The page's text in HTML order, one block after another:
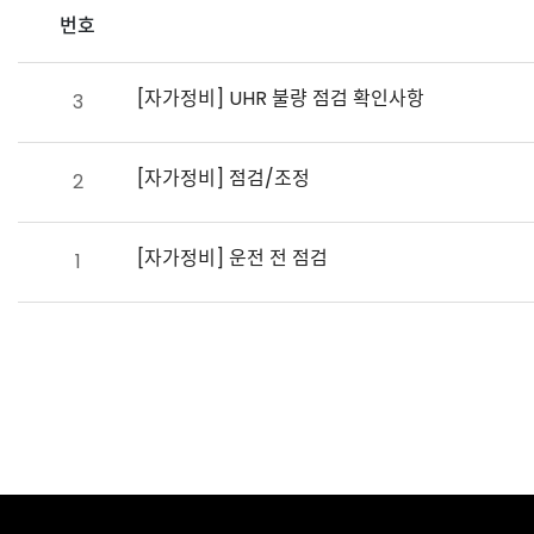
번호
3 [자가정비] UHR 불량 점검 확인사항
2 [자가정비] 점검/조정
1 [자가정비] 운전 전 점검